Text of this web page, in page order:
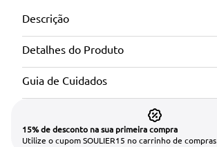
Descrição
Detalhes do Produto
Guia de Cuidados
15% de desconto na sua primeira compra
Utilize o cupom SOULIER15 no carrinho de compras